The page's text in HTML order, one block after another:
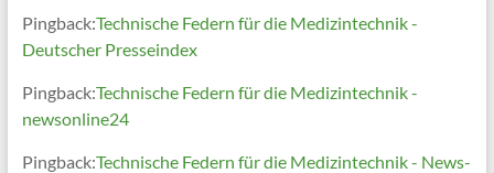
Pingback:Technische Federn für die Medizintechnik -
Deutscher Presseindex
Pingback:Technische Federn für die Medizintechnik -
newsonline24
Pingback:Technische Federn für die Medizintechnik - News-